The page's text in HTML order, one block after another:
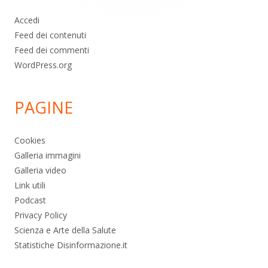
Accedi
Feed dei contenuti
Feed dei commenti
WordPress.org
PAGINE
Cookies
Galleria immagini
Galleria video
Link utili
Podcast
Privacy Policy
Scienza e Arte della Salute
Statistiche Disinformazione.it